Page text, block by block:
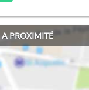
A PROXIMITÉ